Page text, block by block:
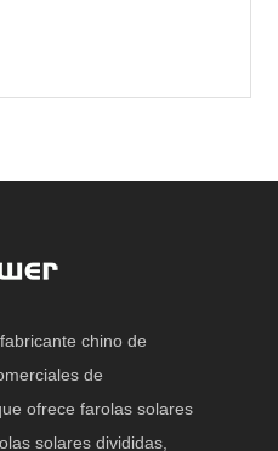
chino de
de
ofrece farolas solares
solares divididas,